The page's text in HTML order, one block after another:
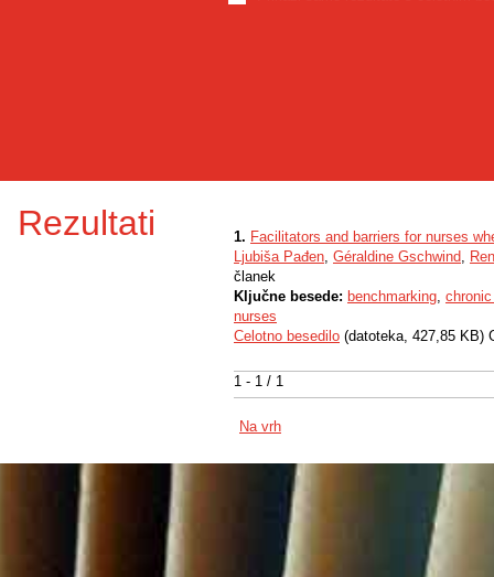
Rezultati
1 - 1 / 1
1. Facilitators and barriers for nurses
Ljubiša Pađen, Géraldine Gschwind,
članek
Ključne besede: benchmarking,
nurses
Celotno besedilo (datoteka, 427,85 KB)
Na vrh